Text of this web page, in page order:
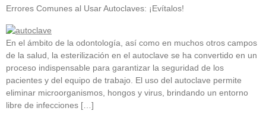
Errores Comunes al Usar Autoclaves: ¡Evítalos!
En el ámbito de la odontología, así como en muchos otros campos
de la salud, la esterilización en el autoclave se ha convertido en un
proceso indispensable para garantizar la seguridad de los
pacientes y del equipo de trabajo. El uso del autoclave permite
eliminar microorganismos, hongos y virus, brindando un entorno
libre de infecciones […]